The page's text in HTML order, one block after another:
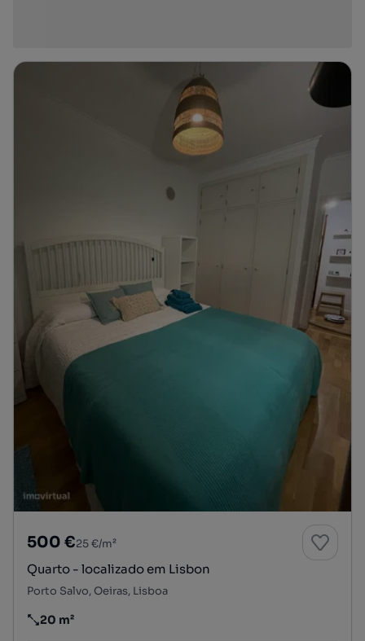
500 €25 €/m²
Quarto - localizado em Lisbon
Porto Salvo, Oeiras, Lisboa
Preço por metro quadrado
20 m²